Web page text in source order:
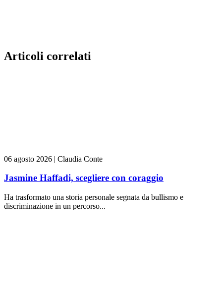
Articoli correlati
06 agosto 2026 | Claudia Conte
Jasmine Haffadi, scegliere con coraggio
Ha trasformato una storia personale segnata da bullismo e
discriminazione in un percorso...